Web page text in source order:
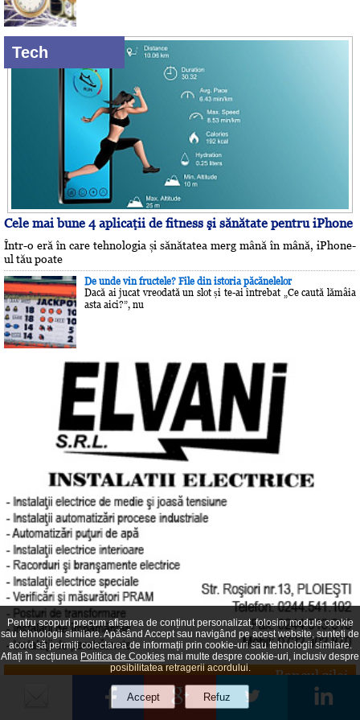
Tech
Cele mai bune 4 aplicaţii de fitness şi sănătate pentru iPhone
Într-o eră în care tehnologia și sănătatea merg mână în mână, iPhone-
ul tău poate
De unde vin fructele? File din istoria păcănelelor
Dacă ai jucat vreodată un slot și te-ai întrebat „Ce caută lămâia
asta aici?”, nu
Bancul zilei
Pentru scopuri precum afișarea de conținut personalizat, folosim module cookie
sau tehnologii similare. Apăsând Accept sau navigând pe acest website, sunteți de
acord să permiți colectarea de informații prin cookie-uri sau tehnologii similare.
Aflați în secțiunea Politica de Cookies mai multe despre cookie-uri, inclusiv despre
posibilitatea retragerii acordului.